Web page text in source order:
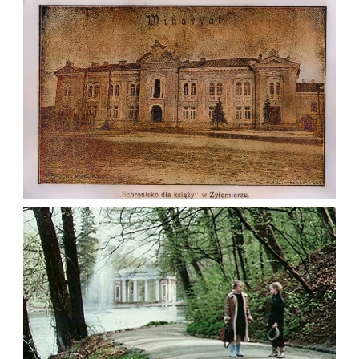
року до початку Другої
світової війни.
Leave a comment
ВІКАРІАТ (ЄПИСКОПСЬКИЙ БУДИНОК)
ЖИТОМИР НА ПОЧАТКУ XX СТ.
Фото Житомира період
до 1917 року
Leave a comment